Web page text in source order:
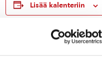
Lisää kalenteriin